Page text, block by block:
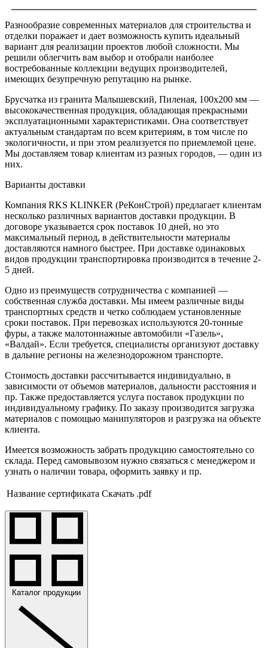
Разнообразие современных материалов для строительства и
отделки поражает и дает возможность купить идеальный
вариант для реализации проектов любой сложности. Мы
решили облегчить вам выбор и отобрали наиболее
востребованные коллекции ведущих производителей,
имеющих безупречную репутацию на рынке.
Брусчатка из гранита Малышевский, Пиленая, 100х200 мм —
высококачественная продукция, обладающая прекрасными
эксплуатационными характеристиками. Она соответствует
актуальным стандартам по всем критериям, в том числе по
экологичности, и при этом реализуется по приемлемой цене.
Мы доставляем товар клиентам из разных городов, — один из
них.
Варианты доставки
Компания RKS KLINKER (РеКонСтрой) предлагает клиентам
несколько различных вариантов доставки продукции. В
договоре указывается срок поставок 10 дней, но это
максимальный период, в действительности материалы
доставляются намного быстрее. При доставке одинаковых
видов продукции транспортировка производится в течение 2-
5 дней.
Одно из преимуществ сотрудничества с компанией —
собственная служба доставки. Мы имеем различные виды
транспортных средств и четко соблюдаем установленные
сроки поставок. При перевозках используются 20-тонные
фуры, а также малотоннажные автомобили «Газель»,
«Валдай». Если требуется, специалисты организуют доставку
в дальние регионы на железнодорожном транспорте.
Стоимость доставки рассчитывается индивидуально, в
зависимости от объемов материалов, дальности расстояния и
пр. Также предоставляется услуга поставок продукции по
индивидуальному графику. По заказу производится загрузка
материалов с помощью манипуляторов и разгрузка на объекте
клиента.
Имеется возможность забрать продукцию самостоятельно со
склада. Перед самовывозом нужно связаться с менеджером и
узнать о наличии товара, оформить заявку и пр.
Название сертификата Скачать .pdf
Каталог продукции